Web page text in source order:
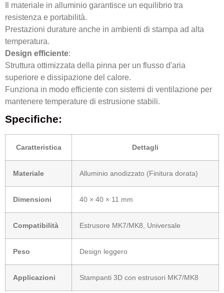
Il materiale in alluminio garantisce un equilibrio tra
resistenza e portabilità.
Prestazioni durature anche in ambienti di stampa ad alta
temperatura.
Design efficiente:
Struttura ottimizzata della pinna per un flusso d'aria
superiore e dissipazione del calore.
Funziona in modo efficiente con sistemi di ventilazione per
mantenere temperature di estrusione stabili.
Specifiche:
Caratteristica Dettagli
Materiale Alluminio anodizzato (Finitura dorata)
Dimensioni 40 × 40 × 11 mm
Compatibilità Estrusore MK7/MK8, Universale
Peso Design leggero
Applicazioni Stampanti 3D con estrusori MK7/MK8